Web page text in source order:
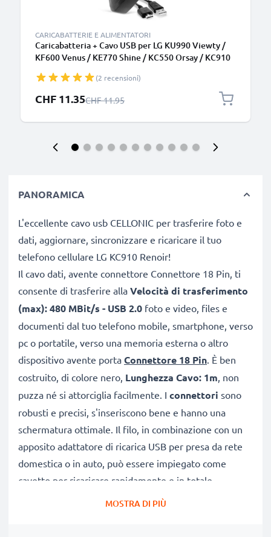
CARICABATTERIE E ALIMENTATORI
Caricabatteria + Cavo USB per LG KU990 Viewty /
KF600 Venus / KE770 Shine / KC550 Orsay / KC910
europea
(2 recensioni)
Prezzo speciale
CHF 11.35Prezzo normale
CHF 11.95
PANORAMICA
L'eccellente cavo usb CELLONIC per trasferire foto e
dati, aggiornare, sincronizzare e ricaricare il tuo
telefono cellulare LG KC910 Renoir!
Il cavo dati, avente connettore Connettore 18 Pin, ti
consente di trasferire alla Velocità di trasferimento
(max): 480 MBit/s - USB 2.0 foto e video, files e
documenti dal tuo telefono mobile, smartphone, verso
pc o portatile, verso una memoria esterna o altro
dispositivo avente porta Connettore 18 Pin. È ben
costruito, di colore nero, Lunghezza Cavo: 1m, non
puzza né si attorciglia facilmente. I connettori sono
robusti e precisi, s'inseriscono bene e hanno una
schermatura ottimale. Il filo, in combinazione con un
apposito adattatore di ricarica USB per presa da rete
domestica o in auto, può essere impiegato come
cavetto per ricaricare rapidamente e in totale
MOSTRA DI PIÙ